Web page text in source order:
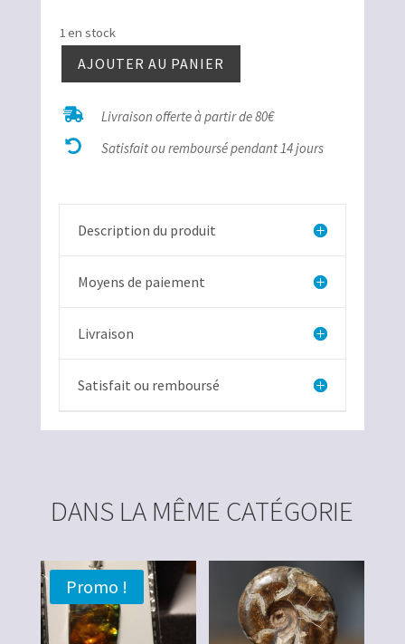
1 en stock
quantité
Perisphinctes
bloc
AJOUTER AU PANIER
 Livraison offerte à partir de 80€
 Satisfait ou remboursé pendant 14 jours
Description du produit
Moyens de paiement
Livraison
Satisfait ou remboursé
DANS LA MÊME CATÉGORIE
Promo !